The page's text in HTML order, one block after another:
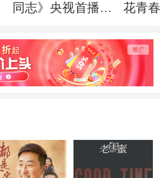
同志》央视首播
仰之美
花青